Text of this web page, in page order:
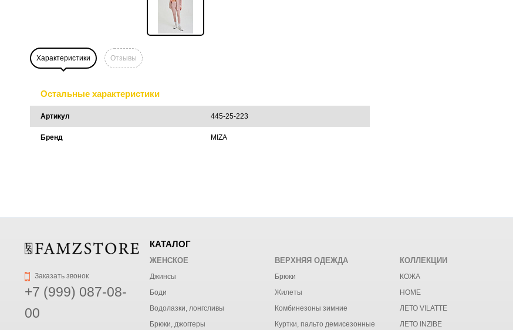
Характеристики Отзывы
Остальные характеристики
Артикул 445-25-223
Бренд MIZA
Заказать звонок
+7 (999) 087-08-
00
КАТАЛОГ
ЖЕНСКОЕ
Джинсы
Боди
Водолазки, лонгсливы
Брюки, джоггеры
ВЕРХНЯЯ ОДЕЖДА
Брюки
Жилеты
Комбинезоны зимние
Куртки, пальто демисезонные
КОЛЛЕКЦИИ
КОЖА
HOME
ЛЕТО VILATTE
ЛЕТО INZIBE